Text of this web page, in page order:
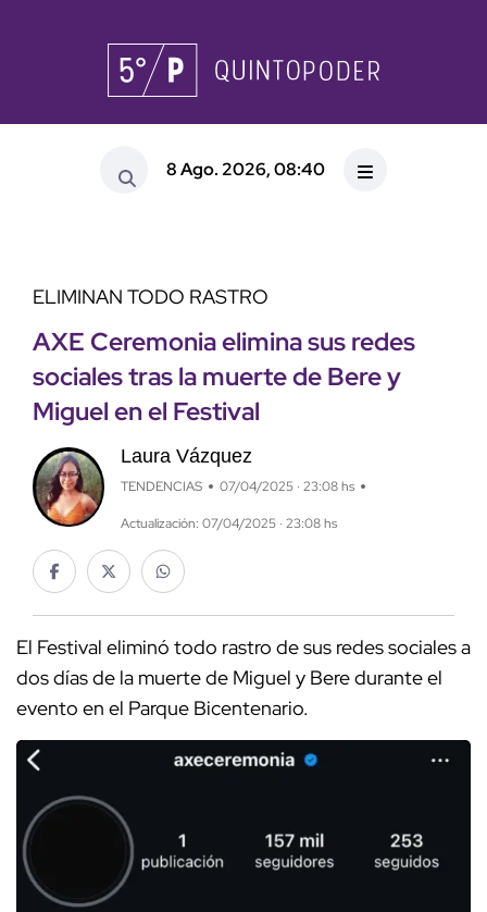
8 Ago. 2026, 08:40
ELIMINAN TODO RASTRO
AXE Ceremonia elimina sus redes
sociales tras la muerte de Bere y
Miguel en el Festival
Laura Vázquez
TENDENCIAS 07/04/2025 · 23:08 hs
Actualización: 07/04/2025 · 23:08 hs
El Festival eliminó todo rastro de sus redes sociales a
dos días de la muerte de Miguel y Bere durante el
evento en el Parque Bicentenario.